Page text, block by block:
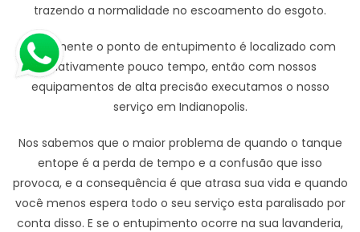
trazendo a normalidade no escoamento do esgoto.
Geralmente o ponto de entupimento é localizado com
relativamente pouco tempo, então com nossos
equipamentos de alta precisão executamos o nosso
serviço em Indianopolis.
Nos sabemos que o maior problema de quando o tanque
entope é a perda de tempo e a confusão que isso
provoca, e a consequência é que atrasa sua vida e quando
você menos espera todo o seu serviço esta paralisado por
conta disso. E se o entupimento ocorre na sua lavanderia,